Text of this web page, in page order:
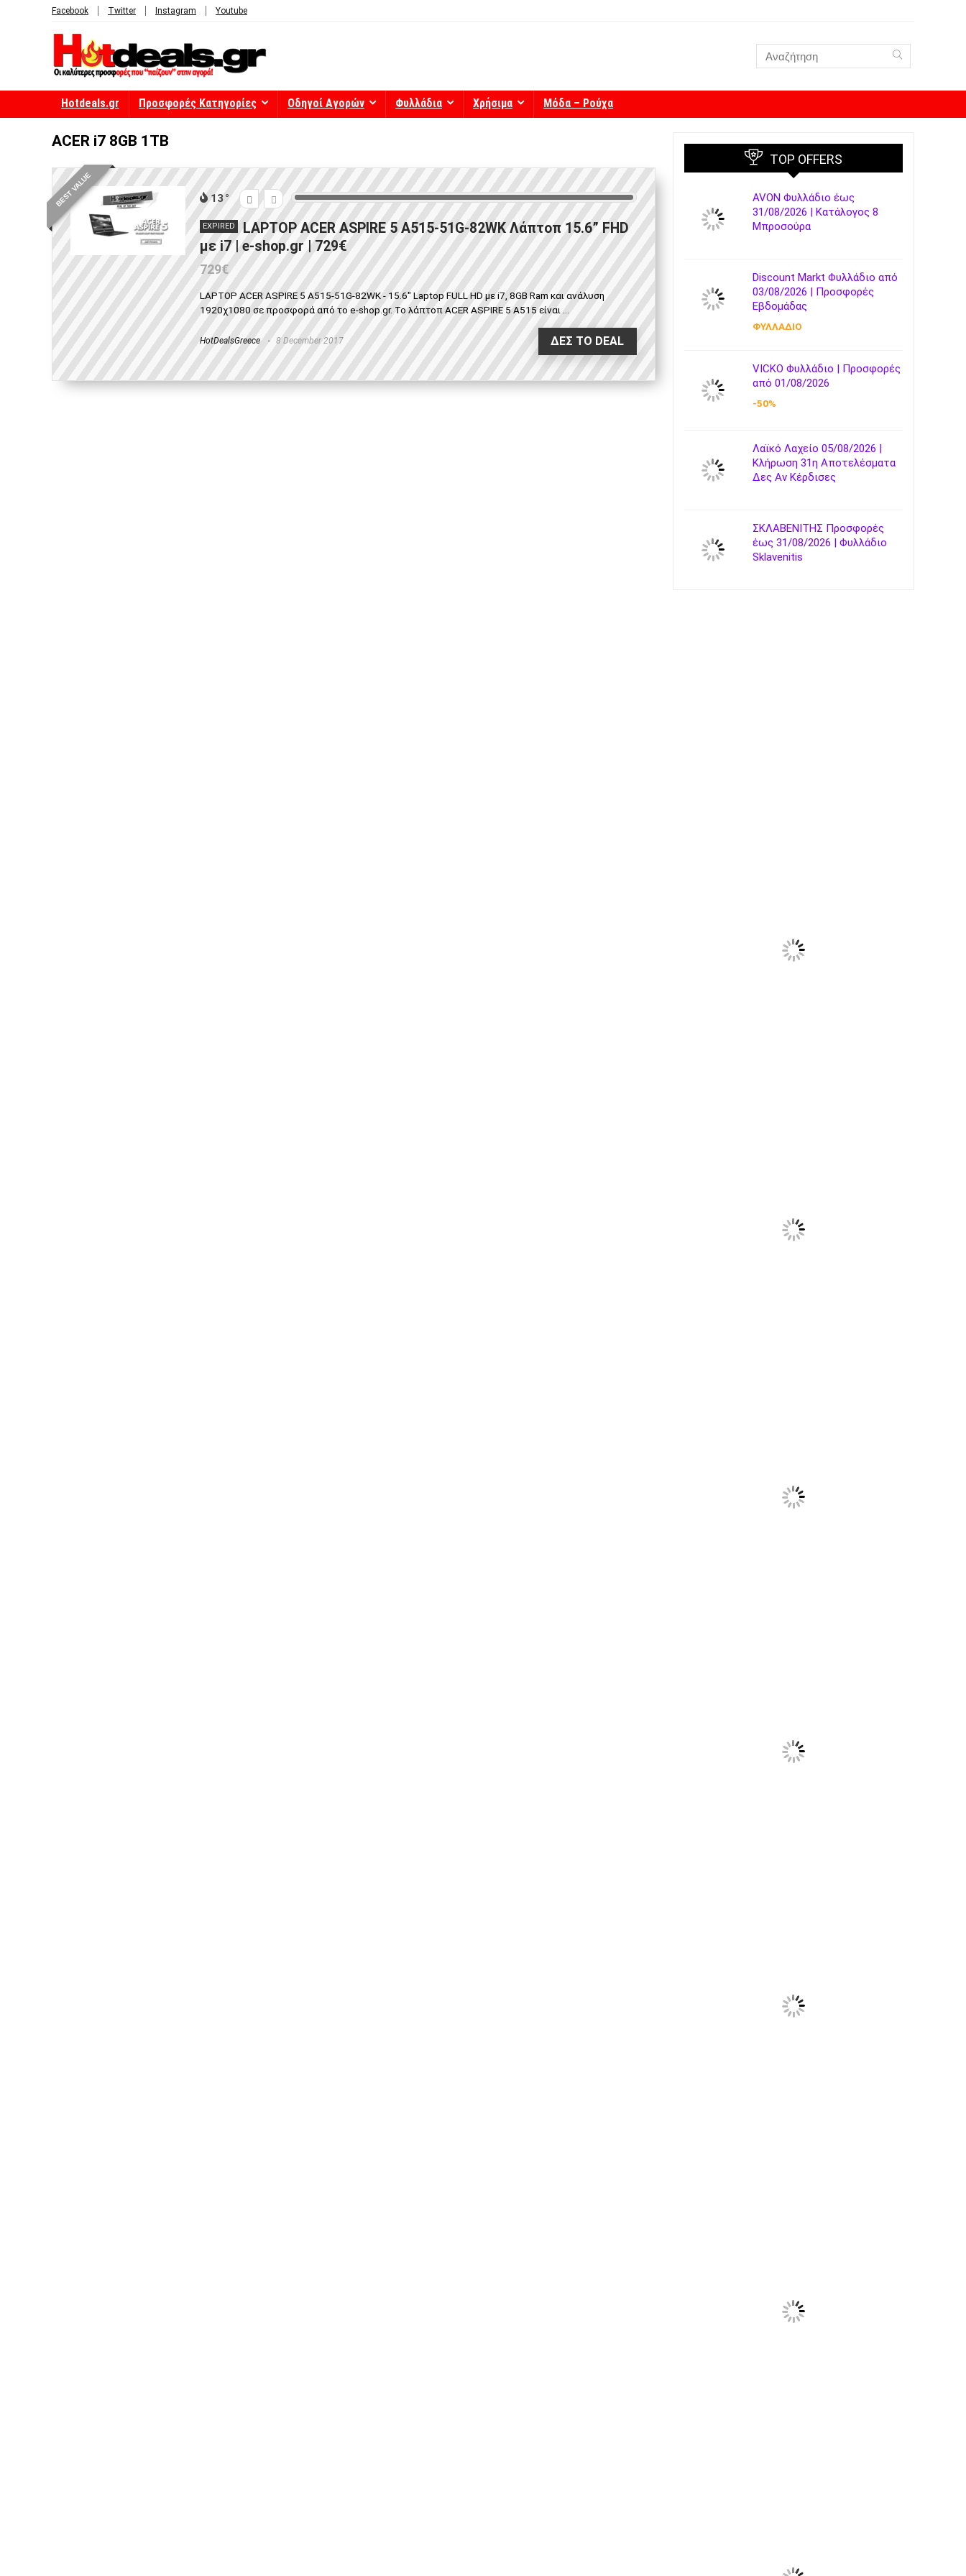
Facebook Twitter Instagram Youtube
Hotdeals.gr Προσφορές Κατηγορίες Οδηγοί Αγορών Φυλλάδια Χρήσιμα Μόδα – Ρούχα
ACER i7 8GB 1TB
BEST VALUE 13
EXPIRED
LAPTOP ACER ASPIRE 5 A515-51G-82WK Λάπτοπ 15.6” FHD
με i7 | e-shop.gr | 729€
729€
LAPTOP ACER ASPIRE 5 A515-51G-82WK - 15.6" Laptop FULL HD με i7, 8GB Ram και ανάλυση
1920χ1080 σε προσφορά από το e-shop.gr. To λάπτοπ ACER ASPIRE 5 A515 είναι ...
HotDealsGreece 8 December 2017 ΔΕΣ ΤΟ DEAL
TOP OFFERS
AVON Φυλλάδιο έως
31/08/2026 | Κατάλογος 8
Μπροσούρα
Discount Markt Φυλλάδιο από
03/08/2026 | Προσφορές
Εβδομάδας
ΦΥΛΛΑΔΙΟ
VICKO Φυλλάδιο | Προσφορές
από 01/08/2026
-50%
Λαϊκό Λαχείο 05/08/2026 |
Κλήρωση 31η Αποτελέσματα
Δες Αν Κέρδισες
ΣΚΛΑΒΕΝΙΤΗΣ Προσφορές
έως 31/08/2026 | Φυλλάδιο
Sklavenitis